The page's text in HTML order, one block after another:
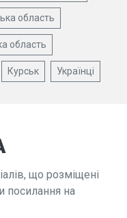
область
область
Курськ Українці
що розміщені
посилання на